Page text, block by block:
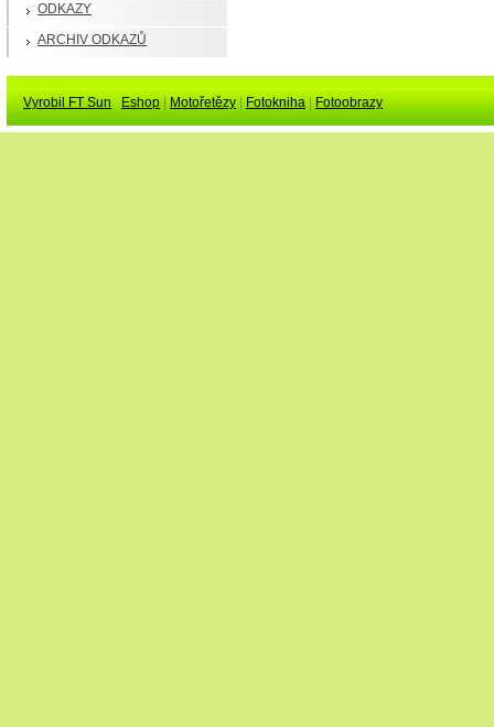
ODKAZY
ARCHIV ODKAZŮ
Vyrobil FT Sun Eshop Motořetězy Fotokniha Fotoobrazy